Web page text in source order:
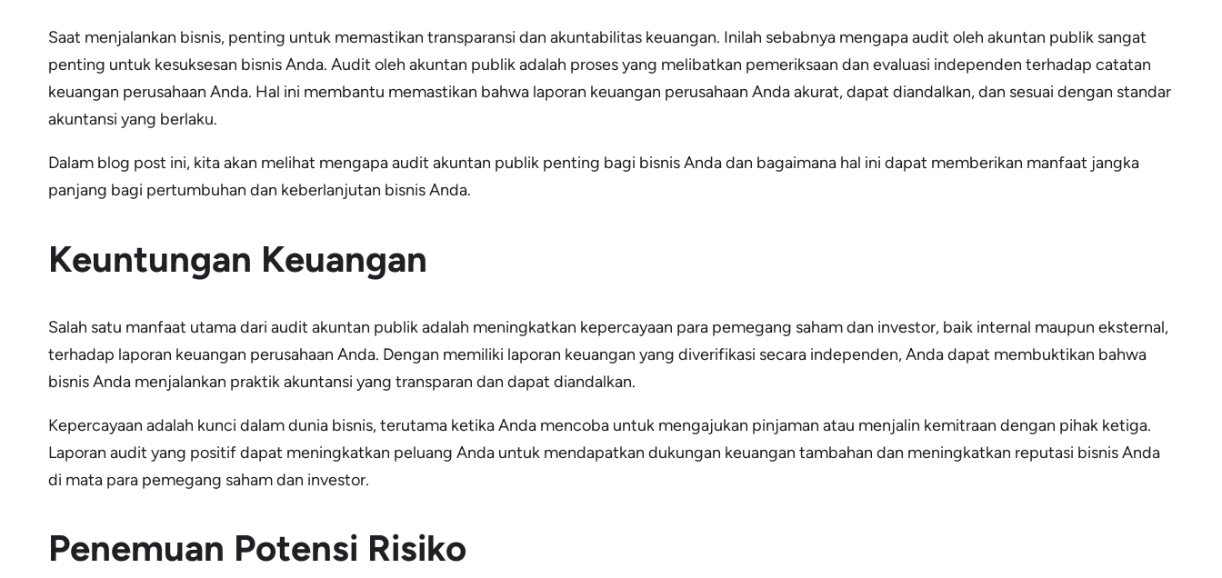
Saat menjalankan bisnis, penting untuk memastikan transparansi dan akuntabilitas keuangan. Inilah sebabnya mengapa audit oleh akuntan publik sangat
penting untuk kesuksesan bisnis Anda. Audit oleh akuntan publik adalah proses yang melibatkan pemeriksaan dan evaluasi independen terhadap catatan
keuangan perusahaan Anda. Hal ini membantu memastikan bahwa laporan keuangan perusahaan Anda akurat, dapat diandalkan, dan sesuai dengan standar
akuntansi yang berlaku.
Dalam blog post ini, kita akan melihat mengapa audit akuntan publik penting bagi bisnis Anda dan bagaimana hal ini dapat memberikan manfaat jangka
panjang bagi pertumbuhan dan keberlanjutan bisnis Anda.
Keuntungan Keuangan
Salah satu manfaat utama dari audit akuntan publik adalah meningkatkan kepercayaan para pemegang saham dan investor, baik internal maupun eksternal,
terhadap laporan keuangan perusahaan Anda. Dengan memiliki laporan keuangan yang diverifikasi secara independen, Anda dapat membuktikan bahwa
bisnis Anda menjalankan praktik akuntansi yang transparan dan dapat diandalkan.
Kepercayaan adalah kunci dalam dunia bisnis, terutama ketika Anda mencoba untuk mengajukan pinjaman atau menjalin kemitraan dengan pihak ketiga.
Laporan audit yang positif dapat meningkatkan peluang Anda untuk mendapatkan dukungan keuangan tambahan dan meningkatkan reputasi bisnis Anda
di mata para pemegang saham dan investor.
Penemuan Potensi Risiko